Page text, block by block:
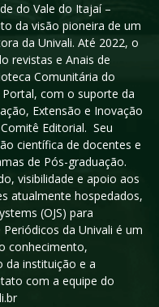
do Vale do Itajaí –
da visão pioneira de um
da Univali. Até 2022, o
revistas e Anais de
Comunitária do
com o suporte da
Extensão e Inovação
Editorial. Seu
científica de docentes e
de Pós-graduação.
visibilidade e apoio aos
atualmente hospedados,
(OJS) para
da Univali é um
conhecimento,
da instituição e a
com a equipe do